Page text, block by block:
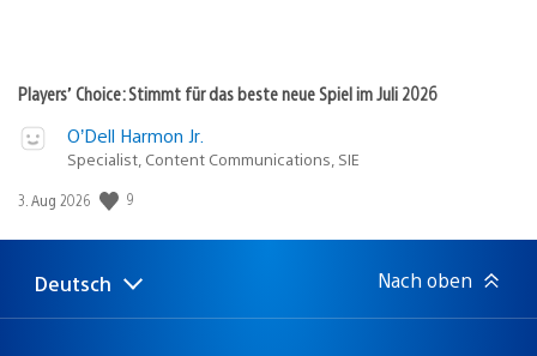
Players’ Choice: Stimmt für das beste neue Spiel im Juli 2026
O’Dell Harmon Jr.
Specialist, Content Communications, SIE
Veröffentlichungsdatum:
3. Aug 2026 9
Select
a
Aktuelle
Region:
Deutsch Nach oben